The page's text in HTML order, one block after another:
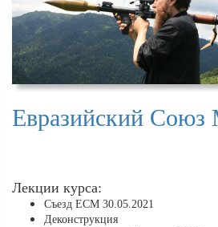
Евразийский
Лекции курса:
Съезд ЕСМ 30.05.2021
Деконструкция